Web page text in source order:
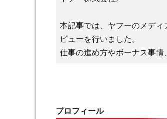
本記事では、ヤフーのメデ
ビューを行いました。
仕事の進め方やボーナス事情
プロフィール